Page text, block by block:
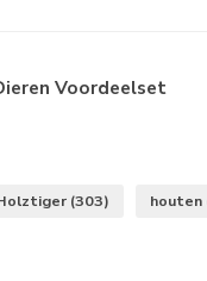
Voordeelset
(303) houten